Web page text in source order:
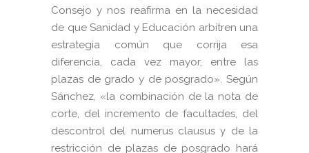
Consejo y nos reafirma en la necesidad
de que Sanidad y Educación arbitren una
estrategia común que corrija esa
diferencia, cada vez mayor, entre las
plazas de grado y de posgrado». Según
Sánchez, «la combinación de la nota de
corte, del incremento de facultades, del
descontrol del numerus clausus y de la
restricción de plazas de posgrado hará